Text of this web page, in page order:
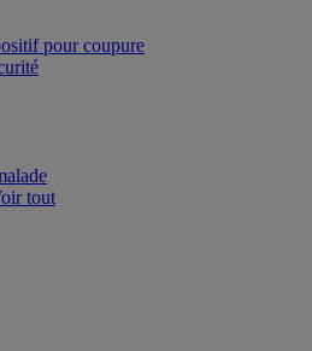
pour coupure
tout